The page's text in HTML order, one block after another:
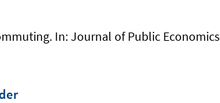
In: Journal of Public